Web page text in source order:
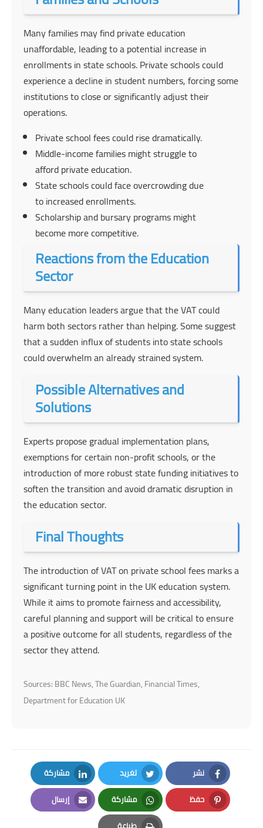
Many families may find private education
unaffordable, leading to a potential increase in
enrollments in state schools. Private schools could
experience a decline in student numbers, forcing some
institutions to close or significantly adjust their
operations.
Private school fees could rise dramatically.
Middle-income families might struggle to
afford private education.
State schools could face overcrowding due
to increased enrollments.
Scholarship and bursary programs might
become more competitive.
Reactions from the Education
Sector
Many education leaders argue that the VAT could
harm both sectors rather than helping. Some suggest
that a sudden influx of students into state schools
could overwhelm an already strained system.
Possible Alternatives and
Solutions
Experts propose gradual implementation plans,
exemptions for certain non-profit schools, or the
introduction of more robust state funding initiatives to
soften the transition and avoid dramatic disruption in
the education sector.
Final Thoughts
The introduction of VAT on private school fees marks a
significant turning point in the UK education system.
While it aims to promote fairness and accessibility,
careful planning and support will be critical to ensure
a positive outcome for all students, regardless of the
sector they attend.
Sources: BBC News, The Guardian, Financial Times,
Department for Education UK
نشر
Facebook
تغريد
Twitter
مشاركة
LinkedIn
حفظ
Pinterest
مشاركة
Whatsapp
إرسال
Email